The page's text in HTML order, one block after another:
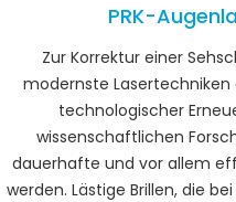
PRK-
Zur Korrektur einer
modernste
technologischer
wissenschaftlichen
dauerhafte und vor allem
werden. Lästige Brillen, die